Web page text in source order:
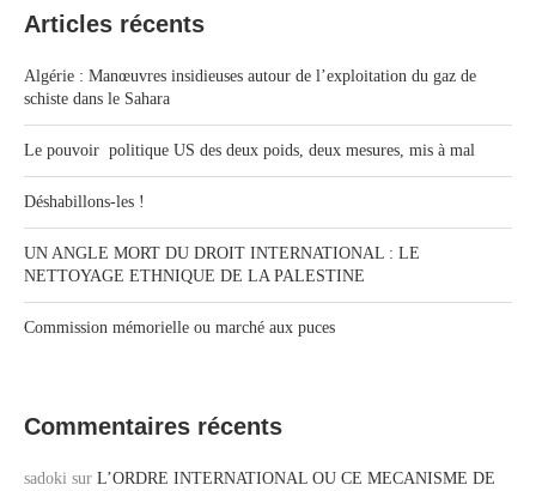
Articles récents
Algérie : Manœuvres insidieuses autour de l’exploitation du gaz de
schiste dans le Sahara
Le pouvoir politique US des deux poids, deux mesures, mis à mal
Déshabillons-les !
UN ANGLE MORT DU DROIT INTERNATIONAL : LE
NETTOYAGE ETHNIQUE DE LA PALESTINE
Commission mémorielle ou marché aux puces
Commentaires récents
sadoki sur L’ORDRE INTERNATIONAL OU CE MECANISME DE